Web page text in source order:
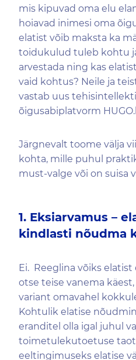
mis kipuvad oma elu
hoiavad inimesi oma
elatist võib maksta ka
toidukulud tuleb kohtu
arvestada ning kas
vaid kohtus? Neile ja
vastab uus
õigusabiplatvorm
Järgnevalt toome välja
kohta, mille puhul
must-valge või on suisa
1. Eksiarvamus –
kindlasti nõudma
Ei. Reeglina võiks elatist
otse teise vanema
variant omavahel
Kohtulik elatise
eranditel olla igal juhul
toimetulekutoetuse
eeltingimuseks elatise